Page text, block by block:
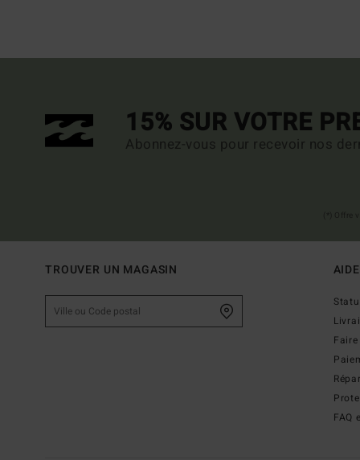
15% SUR VOTRE
Abonnez-vous pour recevoir nos
TROUVER UN MAGASIN AIDE
FAQ